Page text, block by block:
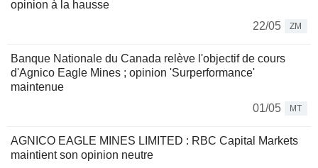
opinion à la hausse
22/05
ZM
Banque Nationale du Canada relève l'objectif de cours
d'Agnico Eagle Mines ; opinion 'Surperformance'
maintenue
01/05
MT
AGNICO EAGLE MINES LIMITED : RBC Capital Markets
maintient son opinion neutre